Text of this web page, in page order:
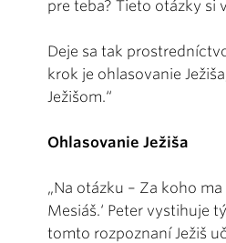
pre teba? Tieto otázky si
Deje sa tak
krok je ohlasovanie
Ježišom.“
Ohlasovanie Ježiša
„Na otázku – Za koho
Mesiáš.‘ Peter vystihuje
tomto rozpoznaní Ježiš